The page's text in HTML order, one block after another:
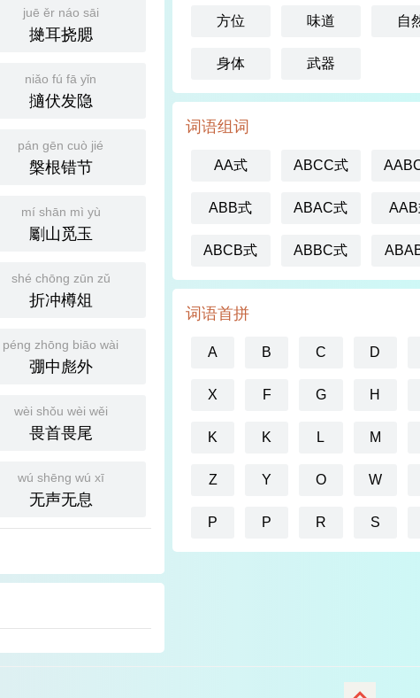
juē ěr náo sāi
撧耳挠腮
niǎo fú fā yǐn
擿伏发隐
pán gēn cuò jié
槃根错节
mí shān mì yù
劚山觅玉
shé chōng zūn zǔ
折冲樽俎
péng zhōng biāo wài
弸中彪外
wèi shǒu wèi wěi
畏首畏尾
wú shēng wú xī
无声无息
方位 味道 自
身体 武器
词语组词
AA式 ABCC式
ABB式 ABAC式
ABCB式 ABBC式
词语首拼
A B C D
X F G H
K K L M
Z Y O W
P P R S